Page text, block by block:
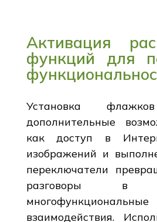
Активация
функций для
Установка
дополнительные
как доступ в
изображений и
переключатели
разговоры в
многофункциональные
взаимодействия.